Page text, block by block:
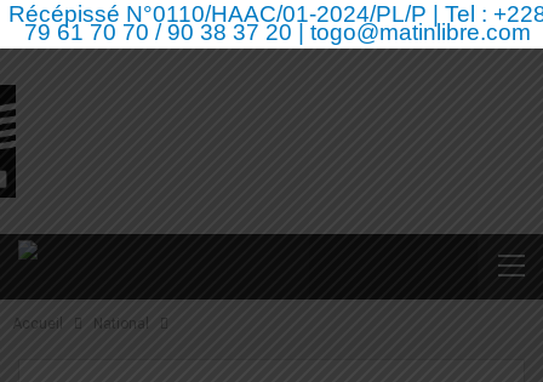
Récépissé N°0110/HAAC/01-2024/PL/P | Tel :
79 61 70 70 / 90 38 37 20 | togo@matinlibre.com
Accueil National